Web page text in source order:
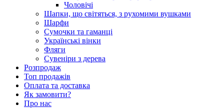
Чоловічі
Шапки, що світяться, з рухомими вушками
Шарфи
Сумочки та гаманці
Українські вінки
Фляги
Сувеніри з дерева
Розпродаж
Топ продажів
Оплата та доставка
Як замовити?
Про нас